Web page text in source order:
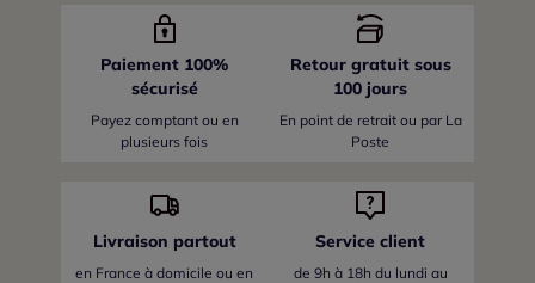
Paiement 100%
sécurisé
Payez comptant ou en
plusieurs fois
Retour gratuit sous
100 jours
En point de retrait ou par La
Poste
Livraison partout
en France à domicile ou en
Service client
de 9h à 18h du lundi au